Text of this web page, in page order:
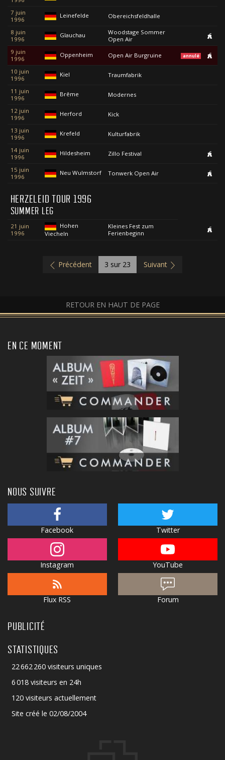
7 juin
1996
Leinefelde Obereichsfeldhalle
8 juin
1996
Glauchau
Woodstage Sommer
Open Air
9 juin
1996
Oppenheim Open Air Burgruine annulé
10 juin
1996
Kiel Traumfabrik
11 juin
1996
Brême Modernes
12 juin
1996
Herford Kick
13 juin
1996
Krefeld Kulturfabrik
14 juin
1996
Hildesheim Zillo Festival
15 juin
1996
Neu Wulmstorf Tonwerk Open Air
HERZELEID TOUR 1996
SUMMER LEG
21 juin
1996
Hohen
Viecheln
Kleines Fest zum
Ferienbeginn
Précédent 3 sur 23 Suivant
RETOUR EN HAUT DE PAGE
EN CE MOMENT
NOUS SUIVRE
Facebook Twitter
Instagram YouTube
Flux RSS Forum
PUBLICITÉ
STATISTIQUES
22 662 260 visiteurs uniques
6 018 visiteurs en 24h
120 visiteurs actuellement
Site créé le 02/08/2004